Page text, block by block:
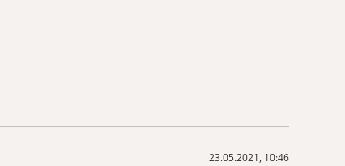
23.05.2021, 10:46